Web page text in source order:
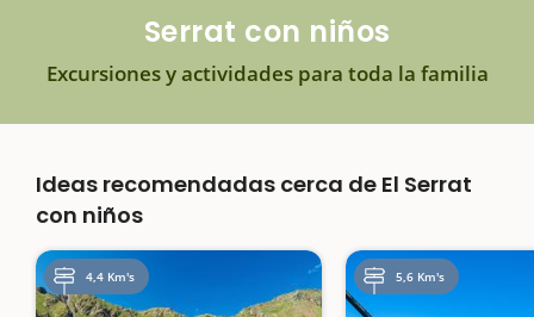
Serrat con niños
Excursiones y actividades para toda la familia
Ideas recomendadas cerca de El Serrat
con niños
4,4 Km's 5,6 Km's